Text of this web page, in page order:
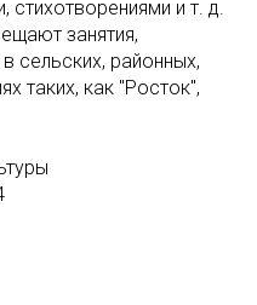
и т. д.
занятия,
сельских, районных,
таких, как "Росток",